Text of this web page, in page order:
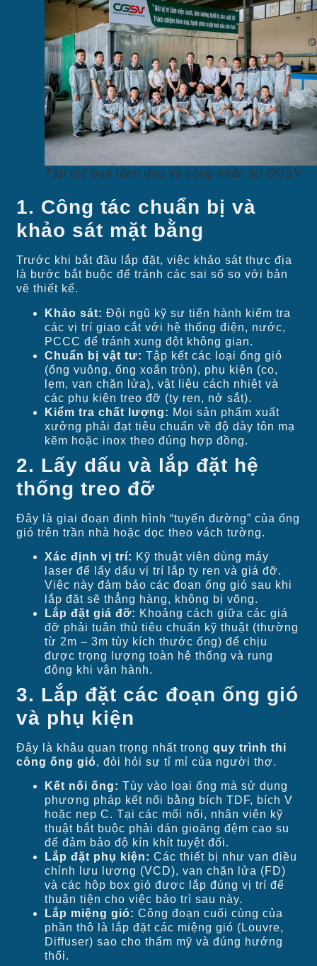
Tập thể ban lãnh đạo và công nhân tại OGSV
1. Công tác chuẩn bị và
khảo sát mặt bằng
Trước khi bắt đầu lắp đặt, việc khảo sát thực địa
là bước bắt buộc để tránh các sai số so với bản
vẽ thiết kế.
Khảo sát: Đội ngũ kỹ sư tiến hành kiểm tra
các vị trí giao cắt với hệ thống điện, nước,
PCCC để tránh xung đột không gian.
Chuẩn bị vật tư: Tập kết các loại ống gió
(ống vuông, ống xoắn tròn), phụ kiện (co,
lẹm, van chặn lửa), vật liệu cách nhiệt và
các phụ kiện treo đỡ (ty ren, nở sắt).
Kiểm tra chất lượng: Mọi sản phẩm xuất
xưởng phải đạt tiêu chuẩn về độ dày tôn mạ
kẽm hoặc inox theo đúng hợp đồng.
2. Lấy dấu và lắp đặt hệ
thống treo đỡ
Đây là giai đoạn định hình “tuyến đường” của ống
gió trên trần nhà hoặc dọc theo vách tường.
Xác định vị trí: Kỹ thuật viên dùng máy
laser để lấy dấu vị trí lắp ty ren và giá đỡ.
Việc này đảm bảo các đoạn ống gió sau khi
lắp đặt sẽ thẳng hàng, không bị võng.
Lắp đặt giá đỡ: Khoảng cách giữa các giá
đỡ phải tuân thủ tiêu chuẩn kỹ thuật (thường
từ 2m – 3m tùy kích thước ống) để chịu
được trọng lượng toàn hệ thống và rung
động khi vận hành.
3. Lắp đặt các đoạn ống gió
và phụ kiện
Đây là khâu quan trọng nhất trongquy trình thi
công ống gió, đòi hỏi sự tỉ mỉ của người thợ.
Kết nối ống: Tùy vào loại ống mà sử dụng
phương pháp kết nối bằng bích TDF, bích V
hoặc nẹp C. Tại các mối nối, nhân viên kỹ
thuật bắt buộc phải dán gioăng đệm cao su
để đảm bảo độ kín khít tuyệt đối.
Lắp đặt phụ kiện: Các thiết bị như van điều
chỉnh lưu lượng (VCD), van chặn lửa (FD)
và các hộp box gió được lắp đúng vị trí để
thuận tiện cho việc bảo trì sau này.
Lắp miệng gió: Công đoạn cuối cùng của
phần thô là lắp đặt các miệng gió (Louvre,
Diffuser) sao cho thẩm mỹ và đúng hướng
thổi.